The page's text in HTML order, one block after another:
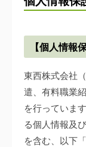
プ
ラ
イ
バ
シ
【個人情報
東西株式会社
遣、有料職業
を行っていま
る個人情報及
を含む、以下